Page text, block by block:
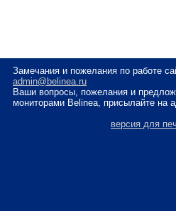
Замечания и пожелания по работе
admin@belinea.ru
Ваши вопросы, пожелания и
мониторами Belinea, присылайте на
версия для